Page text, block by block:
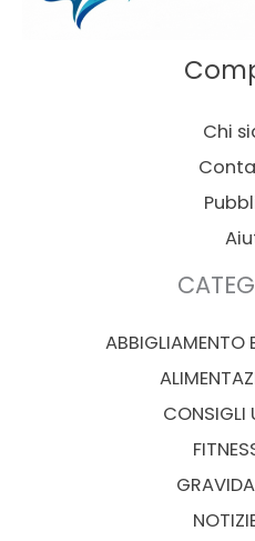
Chi
ABBIGLIAMENTO
CONSIGLI